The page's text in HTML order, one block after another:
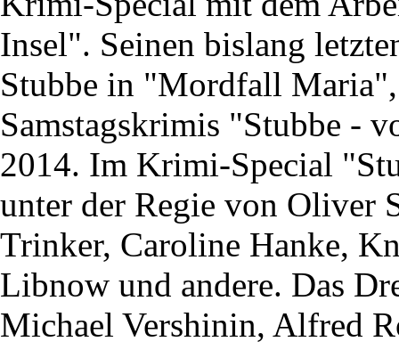
Insel". Seinen bislang
Stubbe in "Mordfall
Samstagskrimis "Stubbe -
2014. Im Krimi-Special
unter der Regie von Oliver
Trinker, Caroline Hanke,
Libnow und andere. Das
Michael Vershinin, Alfred